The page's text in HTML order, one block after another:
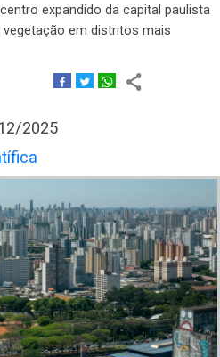
expandido da capital paulista
em distritos mais
2025